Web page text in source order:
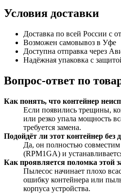
Условия доставки
Доставка по всей России с
Возможен самовывоз в Уфе
Доступна отправка через
Надёжная упаковка с
Вопрос-ответ по
Как понять, что контейнер
Если появились трещины,
или резко упала мощность
требуется замена.
Подойдёт ли этот контейнер без
Да, он полностью совместим
(RPM1GA) и
Как проявляется поломка этой
Пылесос начинает плохо
ошибку контейнера или
корпуса устройства.